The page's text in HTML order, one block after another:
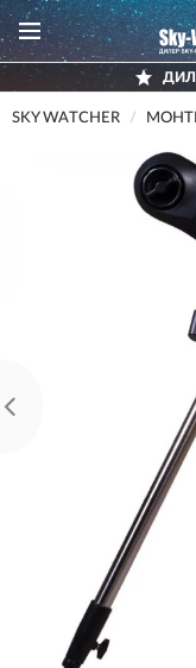
SKY WATCHER